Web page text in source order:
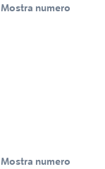
Mostra numero
Mostra numero